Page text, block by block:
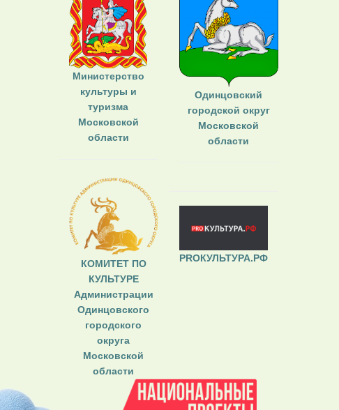
Министерство
культуры и
туризма
Московской
области
Одинцовский
городской округ
Московской
области
КОМИТЕТ ПО
КУЛЬТУРЕ
Администрации
Одинцовского
городского
округа
Московской
области
PROКУЛЬТУРА.РФ